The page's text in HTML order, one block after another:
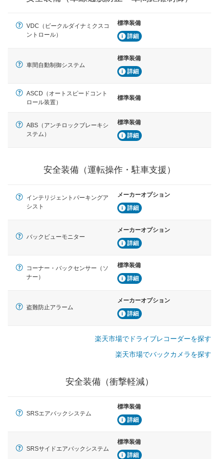
ブ・クルーズ・コントロールなどが装備されています。
運転・駐車支援
駐車をスムーズに行うためにインテリジェンスパーキン
グ・アシストやサイドブラインドモニターなどが装備さ
衝撃軽減
万が一車体が衝撃を受けたときに、運転者・同乗者を守
ルトなどが装備されています。
VDC（ビークルダイナミクスコ
ントロール）
標準装備
詳細
車間自動制御システム
標準装備
詳細
ASCD（オートスピードコント
ロール装置）
標準装備
ABS（アンチロックブレーキシ
ステム）
標準装備
詳細
安全装備（運転操作・駐車支援）
インテリジェントパーキングア
シスト
メーカーオプション
詳細
バックビューモニター
メーカーオプション
詳細
コーナー・バックセンサー（ソ
ナー）
標準装備
詳細
盗難防止アラーム
メーカーオプション
詳細
楽天市場でドライブレコーダーを探す
楽天市場でバックカメラを探す
安全装備（衝撃軽減）
SRSエアバックシステム
標準装備
詳細
SRSサイドエアバックシステム
標準装備
詳細